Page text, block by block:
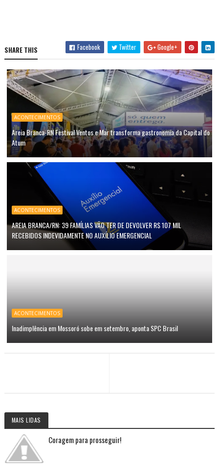
SHARE THIS Facebook Twitter Google+
ACONTECIMENTOS
Areia Branca-RN Festival Ventos e Mar transforma gastronomia da Capital do
Atum
ACONTECIMENTOS
AREIA BRANCA/RN: 39 FAMÍLIAS VÃO TER DE DEVOLVER R$ 107 MIL
RECEBIDOS INDEVIDAMENTE NO AUXÍLIO EMERGENCIAL
ACONTECIMENTOS
Inadimplência em Mossoró sobe em setembro, aponta SPC Brasil
MAIS LIDAS
Coragem para prosseguir!